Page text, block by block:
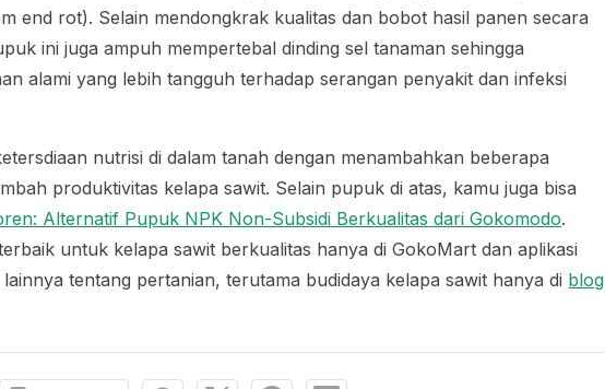
end rot). Selain mendongkrak kualitas dan bobot hasil panen secara
ini juga ampuh mempertebal dinding sel tanaman sehingga
alami yang lebih tangguh terhadap serangan penyakit dan infeksi
nutrisi di dalam tanah dengan menambahkan beberapa
produktivitas kelapa sawit. Selain pupuk di atas, kamu juga bisa
Alternatif Pupuk NPK Non-Subsidi Berkualitas dari Gokomodo.
untuk kelapa sawit berkualitas hanya di GokoMart dan aplikasi
tentang pertanian, terutama budidaya kelapa sawit hanya di blog